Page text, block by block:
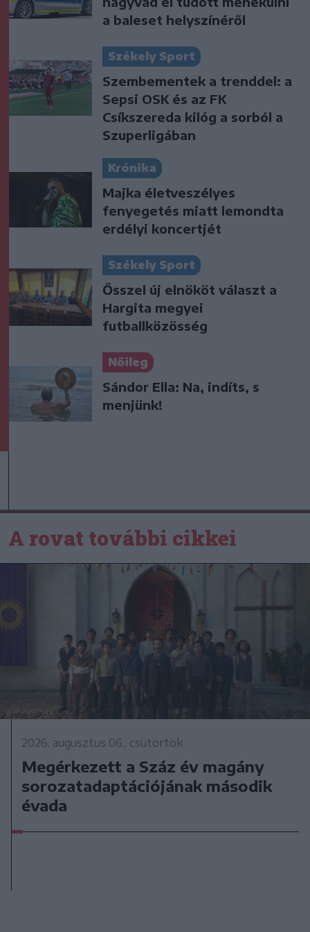
a baleset helyszínéről
Székely Sport
Szembementek a trenddel: a
Sepsi OSK és az FK
Csíkszereda kilóg a sorból a
Szuperligában
Krónika
Majka életveszélyes
fenyegetés miatt lemondta
erdélyi koncertjét
Székely Sport
Ősszel új elnököt választ a
Hargita megyei
futballközösség
Nőileg
Sándor Ella: Na, indíts, s
menjünk!
A rovat további cikkei
2026. augusztus 06., csütörtök
Megérkezett a Száz év magány
sorozatadaptációjának második
évada